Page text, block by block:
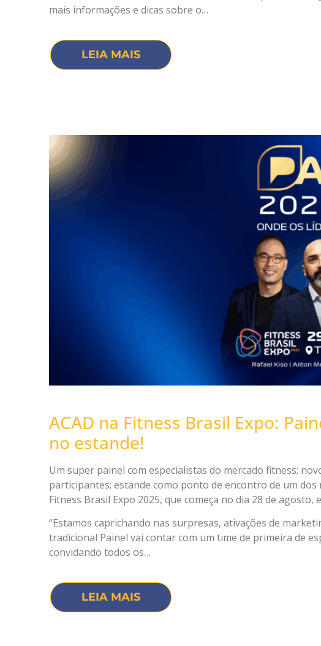
mais informações e dicas sobre o…
LEIA MAIS
ACAD na Fitness Brasil Expo:
no estande!
Um super painel com especialistas do mercado fitness;
participantes; estande como ponto de encontro de um dos
Fitness Brasil Expo 2025, que começa no dia 28 de agosto,
“Estamos caprichando nas surpresas, ativações de
tradicional Painel vai contar com um time de primeira de
convidando todos os…
LEIA MAIS